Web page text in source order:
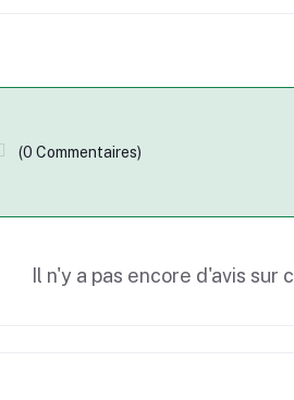
(0 Commentaires)
Il n'y a pas encore d'avis sur